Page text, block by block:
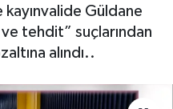
Güldane
tehdit” suçlarından
alındı..